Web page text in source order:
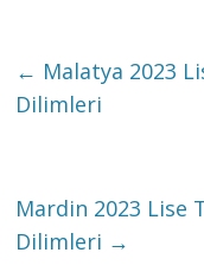
← Malatya 2023
Dilimleri
Mardin 2023 Lise
Dilimleri →